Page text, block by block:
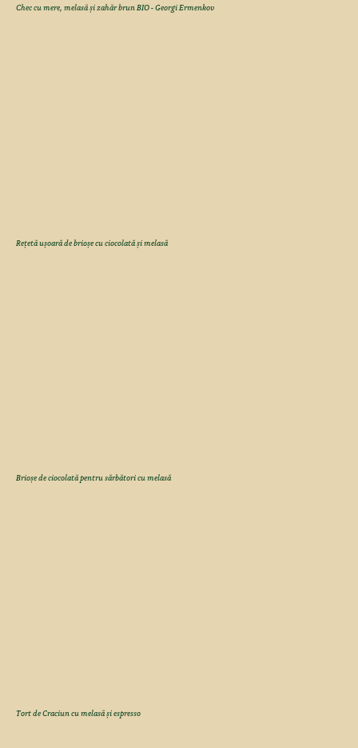
Chec cu mere, melasă și zahăr brun BIO - Georgi Ermenkov
Rețetă ușoară de brioșe cu ciocolată și melasă
Brioșe de ciocolată pentru sărbători cu melasă
Tort de Craciun cu melasă și espresso